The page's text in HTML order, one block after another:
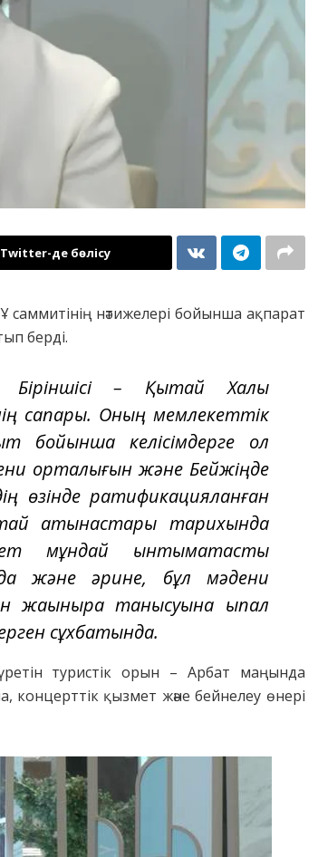
Twitter-де бөлісу
нәтижелері бойынша ақпарат
берді.
Біріншісі – Қытай Халық
сапары. Оның мемлекеттік
бойынша келісімдерге қол
орталығын және Бейжіңде
өзінде ратификацияланған
қатынастары тарихында
ынтымақтастық
және әрине, бұл мәдени
жақынырақ танысуына ықпал
сұхбатында.
туристік орын – Арбат маңында
концерттік қызмет және бейнелеу өнері